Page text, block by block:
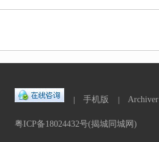
手机版 Archiver
粤ICP备18024432号(揭城同城网)